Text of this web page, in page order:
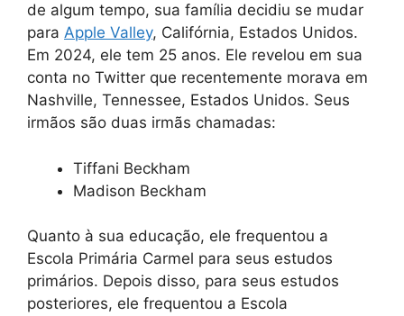
de algum tempo, sua família decidiu se mudar
para Apple Valley, Califórnia, Estados Unidos.
Em 2024, ele tem 25 anos. Ele revelou em sua
conta no Twitter que recentemente morava em
Nashville, Tennessee, Estados Unidos. Seus
irmãos são duas irmãs chamadas:
Tiffani Beckham
Madison Beckham
Quanto à sua educação, ele frequentou a
Escola Primária Carmel para seus estudos
primários. Depois disso, para seus estudos
posteriores, ele frequentou a Escola